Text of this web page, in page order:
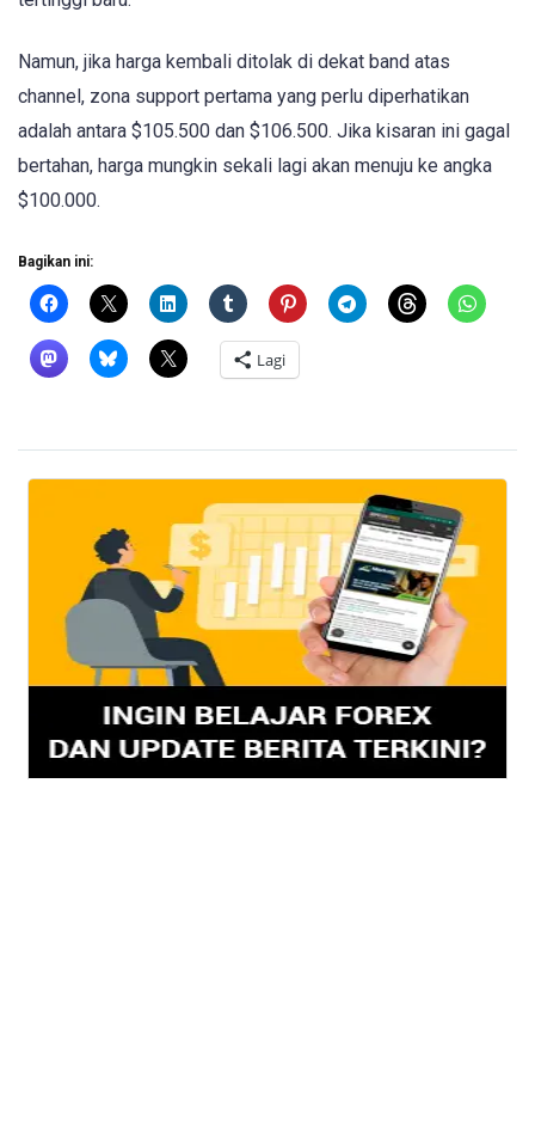
Namun, jika harga kembali ditolak di dekat band atas
channel, zona support pertama yang perlu diperhatikan
adalah antara $105.500 dan $106.500. Jika kisaran ini gagal
bertahan, harga mungkin sekali lagi akan menuju ke angka
$100.000.
Bagikan ini:
Lagi